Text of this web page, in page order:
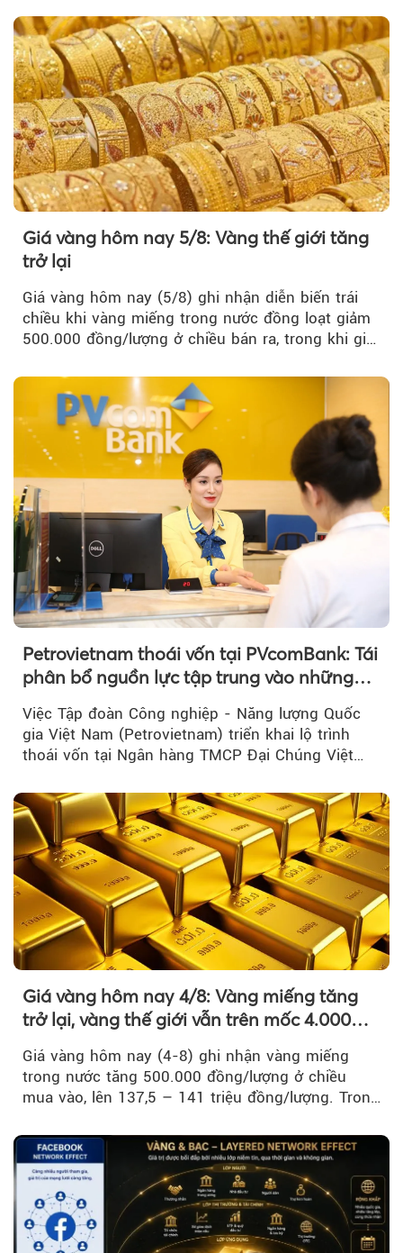
Giá vàng hôm nay 5/8: Vàng thế giới tăng
trở lại
Giá vàng hôm nay (5/8) ghi nhận diễn biến trái
chiều khi vàng miếng trong nước đồng loạt giảm
500.000 đồng/lượng ở chiều bán ra, trong khi giá
thương hiệu.
Petrovietnam thoái vốn tại PVcomBank: Tái
phân bổ nguồn lực tập trung vào những
Việc Tập đoàn Công nghiệp - Năng lượng Quốc
gia Việt Nam (Petrovietnam) triển khai lộ trình
thoái vốn tại Ngân hàng TMCP Đại Chúng Việt
Giá vàng hôm nay 4/8: Vàng miếng tăng
trở lại, vàng thế giới vẫn trên mốc 4.000
Giá vàng hôm nay (4-8) ghi nhận vàng miếng
trong nước tăng 500.000 đồng/lượng ở chiều
mua vào, lên 137,5 – 141 triệu đồng/lượng. Trong
trì trên ngưỡng 4.000 USD/ounce.